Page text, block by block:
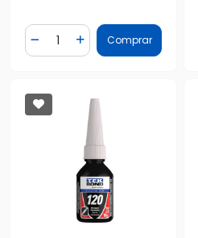
Diminuir Quantidade
Quantidade
Adicionar Quantidade
Comprar